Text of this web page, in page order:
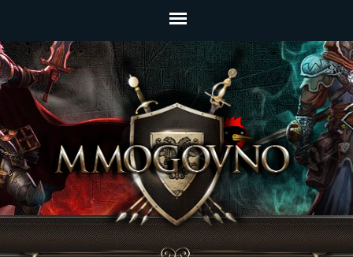
Главное
меню
Jump to navigation